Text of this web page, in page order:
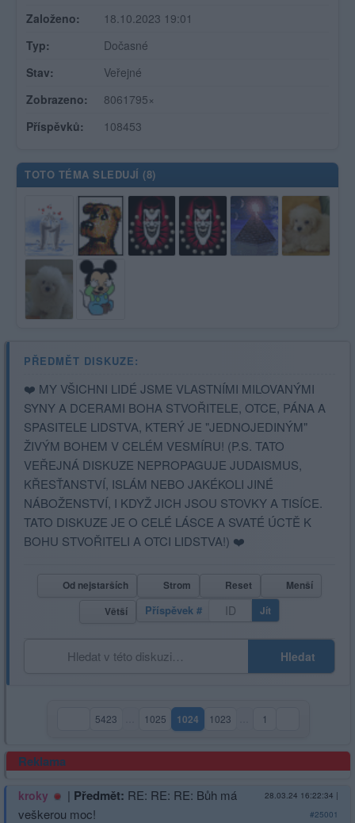
Založeno:
18.10.2023 19:01
Typ:
Dočasné
Stav:
Veřejné
Zobrazeno:
8061795×
Příspěvků:
108453
TOTO TÉMA SLEDUJÍ (8)
PŘEDMĚT DISKUZE:
❤️ MY VŠICHNI LIDÉ JSME VLASTNÍMI MILOVANÝMI
SYNY A DCERAMI BOHA STVOŘITELE, OTCE, PÁNA A
SPASITELE LIDSTVA, KTERÝ JE "JEDNOJEDINÝM"
ŽIVÝM BOHEM V CELÉM VESMÍRU! (P.S. TATO
VEŘEJNÁ DISKUZE NEPROPAGUJE JUDAISMUS,
KŘESŤANSTVÍ, ISLÁM NEBO JAKÉKOLI JINÉ
NÁBOŽENSTVÍ, I KDYŽ JICH JSOU STOVKY A TISÍCE.
TATO DISKUZE JE O CELÉ LÁSCE A SVATÉ ÚCTĚ K
BOHU STVOŘITELI A OTCI LIDSTVA!) ❤️
Od nejstarších Strom Reset
Menší
Větší
Příspěvek # Jít
Hledat
5423 1025 1024(aktuální strana)
1023 1
Reklama
kroky | Předmět: RE: RE: RE: Bůh má
veškerou moc!
28.03.24 16:22:34 |
#25001